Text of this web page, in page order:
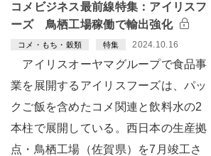
コメビジネス最前線特集：アイリスフ
ーズ 鳥栖工場稼働で輸出強化
コメ・もち・穀類 特集 2024.10.16
アイリスオーヤマグループで食品事
業を展開するアイリスフーズは、パッ
クご飯を含めたコメ関連と飲料水の2
本柱で展開している。西日本の生産拠
点・鳥栖工場（佐賀県）を7月竣工さ